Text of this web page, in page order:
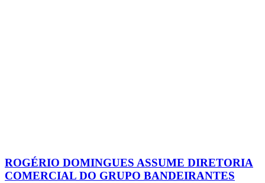
ROGÉRIO DOMINGUES ASSUME DIRETORIA
COMERCIAL DO GRUPO BANDEIRANTES